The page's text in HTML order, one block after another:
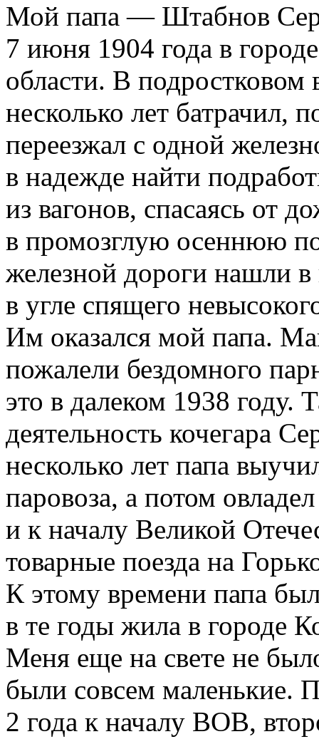
Мой папа — Штабнов
7 июня 1904 года в
области. В подростковом
несколько лет батрачил,
переезжал с одной
в надежде найти
из вагонов, спасаясь от
в промозглую осеннюю
железной дороги нашли в
в угле спящего
Им оказался мой папа.
пожалели бездомного
это в далеком 1938 году.
деятельность кочегара
несколько лет папа
паровоза, а потом
и к началу Великой
товарные поезда на
К этому времени папа
в те годы жила в городе
Меня еще на свете не
были совсем маленькие.
2 года к началу ВОВ,